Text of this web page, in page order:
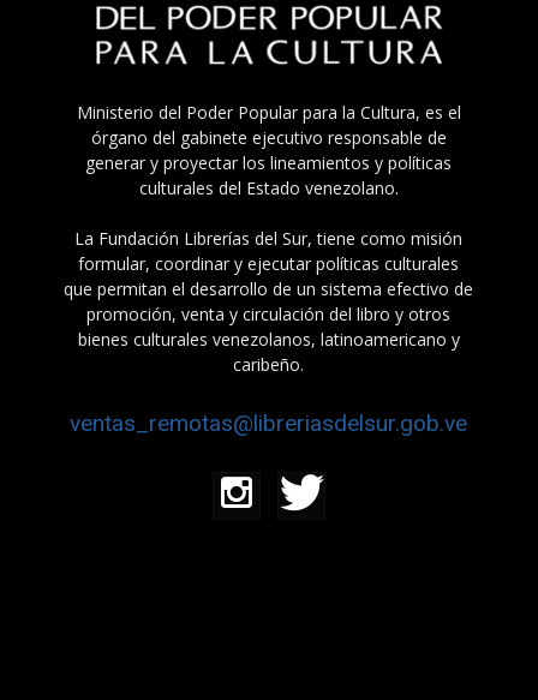
Ministerio del Poder Popular para la Cultura, es el
órgano del gabinete ejecutivo responsable de
generar y proyectar los lineamientos y políticas
culturales del Estado venezolano.
La Fundación Librerías del Sur, tiene como misión
formular, coordinar y ejecutar políticas culturales
que permitan el desarrollo de un sistema efectivo de
promoción, venta y circulación del libro y otros
bienes culturales venezolanos, latinoamericano y
caribeño.
ventas_remotas@libreriasdelsur.gob.ve